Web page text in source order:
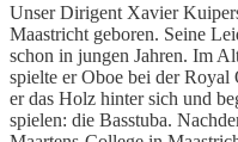
Unser Dirigent Xavier
Maastricht geboren. Seine
schon in jungen Jahren. Im
spielte er Oboe bei der
er das Holz hinter sich und
spielen: die Basstuba.